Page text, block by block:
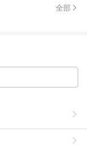
全部